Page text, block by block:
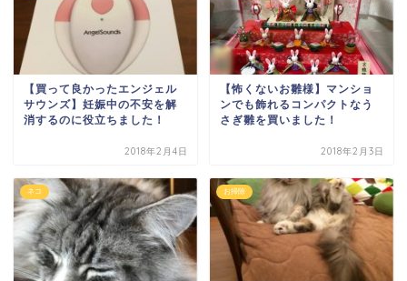
【買って良かったエンジェル
サウンズ】妊娠中の不安を解
消するのに役立ちました！
2018年2月4日
【怖くないお雛様】マンショ
ンでも飾れるコンパクトなう
さぎ雛を買いました！
2018年2月3日
ネコ お掃除